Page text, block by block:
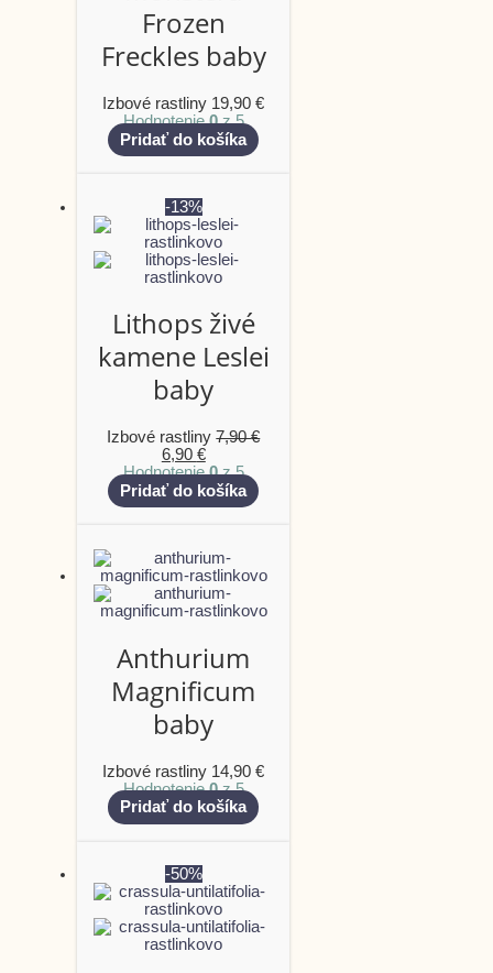
Frozen
Freckles baby
Izbové rastliny 19,90€
Hodnotenie0z 5
Pridať do košíka
-13%
Lithops živé
kamene Leslei
baby
Izbové rastliny7,90€
6,90 €
Hodnotenie0z 5
Pridať do košíka
Anthurium
Magnificum
baby
Izbové rastliny 14,90€
Hodnotenie0z 5
Pridať do košíka
-50%